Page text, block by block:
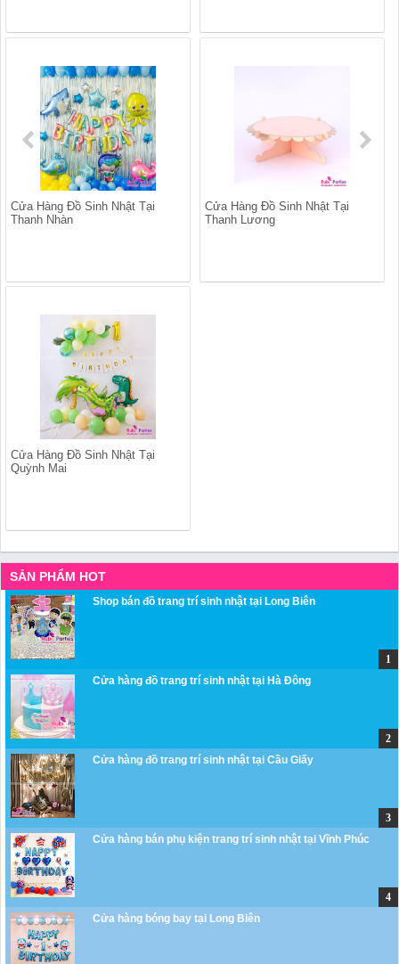
Cửa Hàng Đồ Sinh Nhật Tại
Thanh Nhàn
Cửa Hàng Đồ Sinh Nhật Tại
Thanh Lương
Cửa Hàng Đồ Sinh Nhật Tại
Quỳnh Mai
SẢN PHẨM HOT
Shop bán đồ trang trí sinh nhật tại Long Biên
Cửa hàng đồ trang trí sinh nhật tại Hà Đông
Cửa hàng đồ trang trí sinh nhật tại Cầu Giấy
Cửa hàng bán phụ kiện trang trí sinh nhật tại Vĩnh Phúc
Cửa hàng bóng bay tại Long Biên